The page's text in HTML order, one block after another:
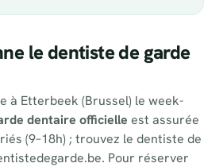
le dentiste de garde
à Etterbeek (Brussel) le week-
dentaire officielle est assurée
(9–18h) ; trouvez le dentiste de
Pour réserver